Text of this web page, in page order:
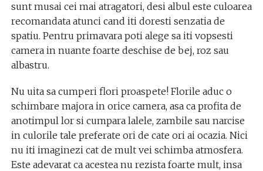
sunt musai cei mai atragatori, desi albul este culoarea
recomandata atunci cand iti doresti senzatia de
spatiu. Pentru primavara poti alege sa iti vopsesti
camera in nuante foarte deschise de bej, roz sau
albastru.
Nu uita sa cumperi flori proaspete! Florile aduc o
schimbare majora in orice camera, asa ca profita de
anotimpul lor si cumpara lalele, zambile sau narcise
in culorile tale preferate ori de cate ori ai ocazia. Nici
nu iti imaginezi cat de mult vei schimba atmosfera.
Este adevarat ca acestea nu rezista foarte mult, insa